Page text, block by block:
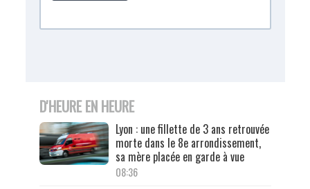
D'HEURE EN HEURE
Lyon : une fillette de 3 ans retrouvée
morte dans le 8e arrondissement,
sa mère placée en garde à vue
08:36